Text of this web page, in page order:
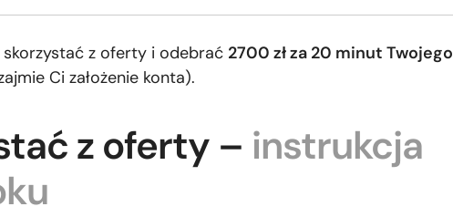
skorzystać z oferty i odebrać 2700 zł za 20 minut Twojego
Ci założenie konta).
z oferty – instrukcja